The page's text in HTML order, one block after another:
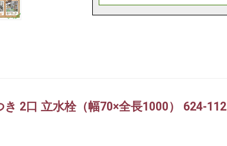
2口 立水栓（幅70×全長1000） 624-112